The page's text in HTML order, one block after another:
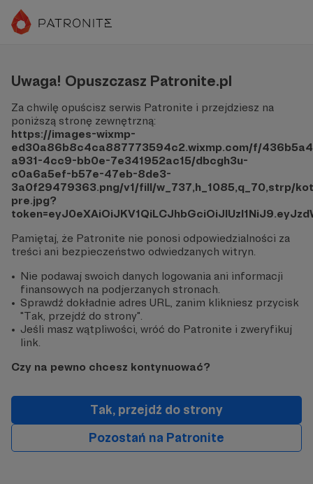
Uwaga! Opuszczasz Patronite.pl
Za chwilę opuścisz serwis Patronite i przejdziesz na
poniższą stronę zewnętrzną:
https://images-wixmp-
ed30a86b8c4ca887773594c2.wixmp.com/f/
a931-4cc9-bb0e-7e341952ac15/dbcgh3u-
c0a6a5ef-b57e-47eb-8de3-
3a0f29479363.png/v1/fill/w_737,h_1085,q_70,strp/
pre.jpg?
Pamiętaj, że Patronite nie ponosi odpowiedzialności za
treści ani bezpieczeństwo odwiedzanych witryn.
Nie podawaj swoich danych logowania ani informacji
finansowych na podjerzanych stronach.
Sprawdź dokładnie adres URL, zanim klikniesz przycisk
"Tak, przejdź do strony".
Jeśli masz wątpliwości, wróć do Patronite i zweryfikuj
link.
Czy na pewno chcesz kontynuować?
Tak, przejdź do strony
Pozostań na Patronite